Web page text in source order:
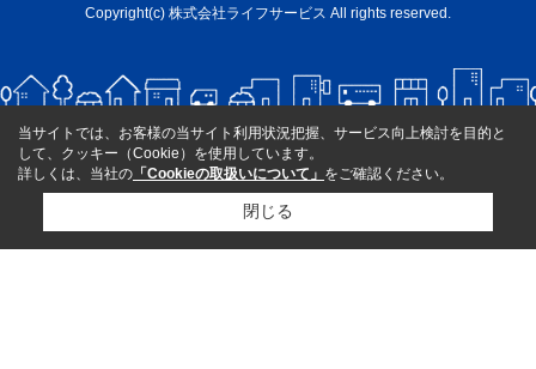
Copyright(c) 株式会社ライフサービス All rights reserved.
当サイトでは、お客様の当サイト利用状況把握、サービス向上検討を目的と
して、クッキー（Cookie）を使用しています。
詳しくは、当社の 「Cookieの取扱いについて」 をご確認ください。
閉じる